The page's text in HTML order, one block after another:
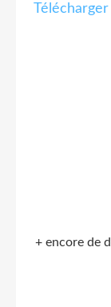
+ encore de